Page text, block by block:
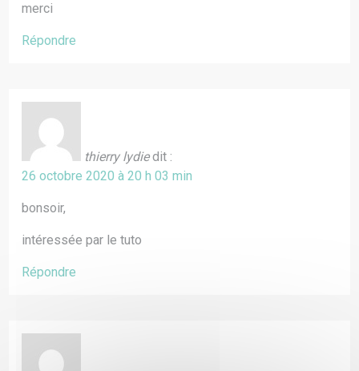
merci
Répondre
thierry lydie dit :
26 octobre 2020 à 20 h 03 min
bonsoir,
intéressée par le tuto
Répondre